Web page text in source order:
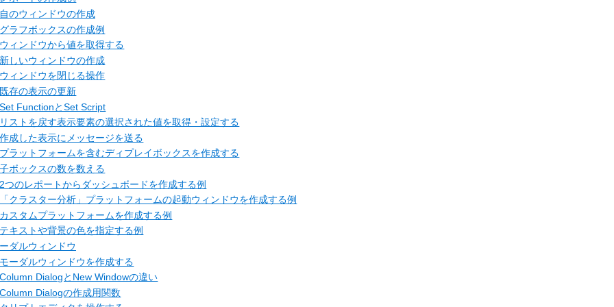
のウィンドウの作成
グラフボックスの作成例
ウィンドウから値を取得する
新しいウィンドウの作成
ウィンドウを閉じる操作
既存の表示の更新
Set FunctionとSet Script
リストを戻す表示要素の選択された値を取得・設定する
作成した表示にメッセージを送る
プラットフォームを含むディプレイボックスを作成する
子ボックスの数を数える
2つのレポートからダッシュボードを作成する例
「クラスター分析」プラットフォームの起動ウィンドウを作成する例
カスタムプラットフォームを作成する例
テキストや背景の色を指定する例
ダルウィンドウ
モーダルウィンドウを作成する
Column DialogとNew Windowの違い
Column Dialogの作成用関数